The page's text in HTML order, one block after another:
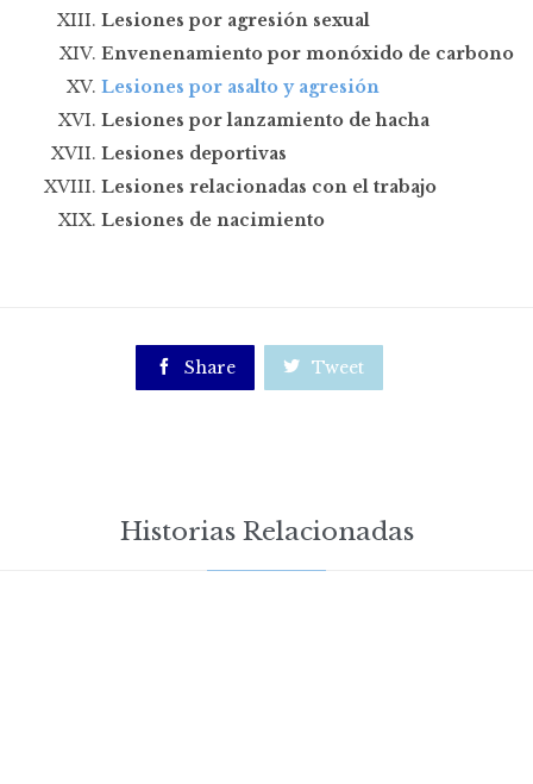
Lesiones por agresión sexual
Envenenamiento por monóxido de carbono
Lesiones por asalto y agresión
Lesiones por lanzamiento de hacha
Lesiones deportivas
Lesiones relacionadas con el trabajo
Lesiones de nacimiento
 Share  Tweet
Historias Relacionadas